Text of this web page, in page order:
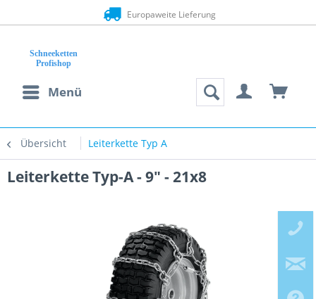
Europaweite Lieferung
Menü
Übersicht Leiterkette Typ A
Leiterkette Typ-A - 9" - 21x8